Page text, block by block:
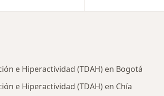
e Hiperactividad (TDAH) en Bogotá
e Hiperactividad (TDAH) en Chía